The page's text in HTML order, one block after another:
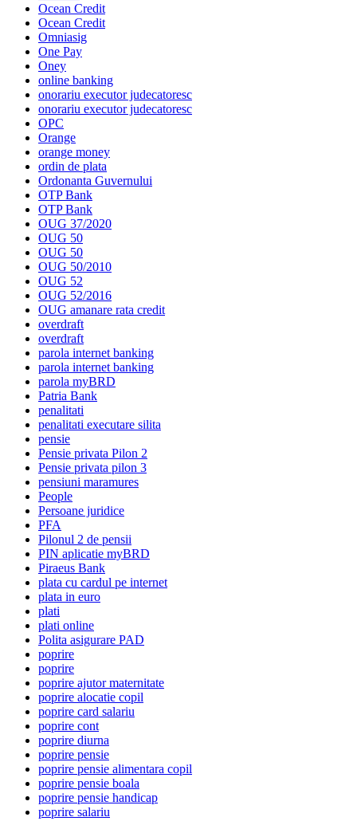
Ocean Credit
Ocean Credit
Omniasig
One Pay
Oney
online banking
onorariu executor judecatoresc
onorariu executor judecatoresc
OPC
Orange
orange money
ordin de plata
Ordonanta Guvernului
OTP Bank
OTP Bank
OUG 37/2020
OUG 50
OUG 50
OUG 50/2010
OUG 52
OUG 52/2016
OUG amanare rata credit
overdraft
overdraft
parola internet banking
parola internet banking
parola myBRD
Patria Bank
penalitati
penalitati executare silita
pensie
Pensie privata Pilon 2
Pensie privata pilon 3
pensiuni maramures
People
Persoane juridice
PFA
Pilonul 2 de pensii
PIN aplicatie myBRD
Piraeus Bank
plata cu cardul pe internet
plata in euro
plati
plati online
Polita asigurare PAD
poprire
poprire
poprire ajutor maternitate
poprire alocatie copil
poprire card salariu
poprire cont
poprire diurna
poprire pensie
poprire pensie alimentara copil
poprire pensie boala
poprire pensie handicap
poprire salariu